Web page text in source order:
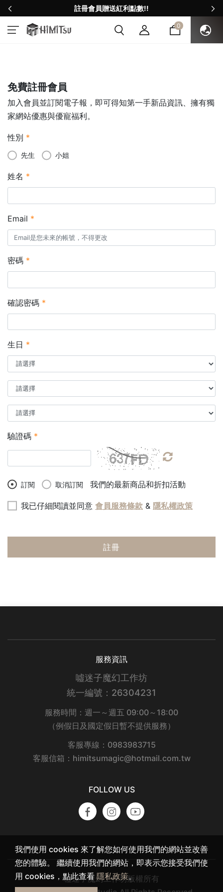
註冊會員贈送紅利點數!!
0
免費註冊會員
加入會員並訂閱電子報，即可得知第一手新品資訊、擁有獨
家網站優惠與優寵福利。
性別 *
先生 小姐
姓名 *
Email *
密碼 *
確認密碼 *
生日 *
驗證碼 *
訂閱 取消訂閱 我們的最新商品和折扣活動
我已仔細閱讀並同意 會員服務條款 & 隱私權政策
註冊
服務資訊
噓迷子魔幻工作坊
統一編號：26304231
服務時間：週一～週五 09:00～18:00
（例假日及國定假日暫不提供服務）
客服專線：0983983715
客服信箱：himitsumagic@hotmail.com.tw
FOLLOW US
噓迷子魔幻工作坊版權所有
我們使用 cookies 來了解您如何使用我們的網站並改善
您的體驗。 繼續使用我們的網站，即表示您接受我們使
用 cookies，點此查看隱私政策。